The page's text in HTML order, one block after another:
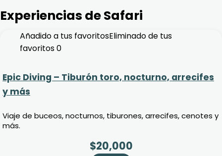
Experiencias de Safari
Añadido a tus favoritosEliminado de tus
favoritos0
Epic Diving – Tiburón toro, nocturno, arrecifes
y más
Viaje de buceos, nocturnos, tiburones, arrecifes, cenotes y
más.
$20,000